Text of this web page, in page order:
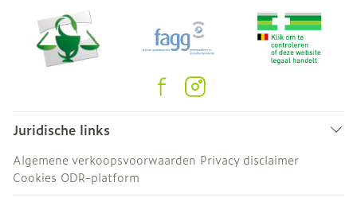
Juridische links
Algemene verkoopsvoorwaarden Privacy disclaimer
Cookies ODR-platform